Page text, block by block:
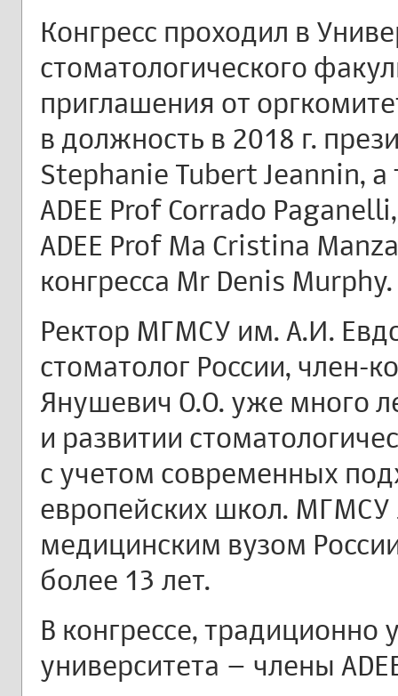
Конгресс проходил в
стоматологического
приглашения от
в должность в 2018 г.
Stephanie Tubert Jeannin,
ADEE Prof Corrado
ADEE Prof Ma Cristina
конгресса Mr Denis Murphy.
Ректор МГМСУ им. А.И.
стоматолог России, член-
Янушевич О.О. уже много
и развитии
с учетом современных
европейских школ. МГМСУ
медицинским вузом
более 13 лет.
В конгрессе, традиционно
университета – члены